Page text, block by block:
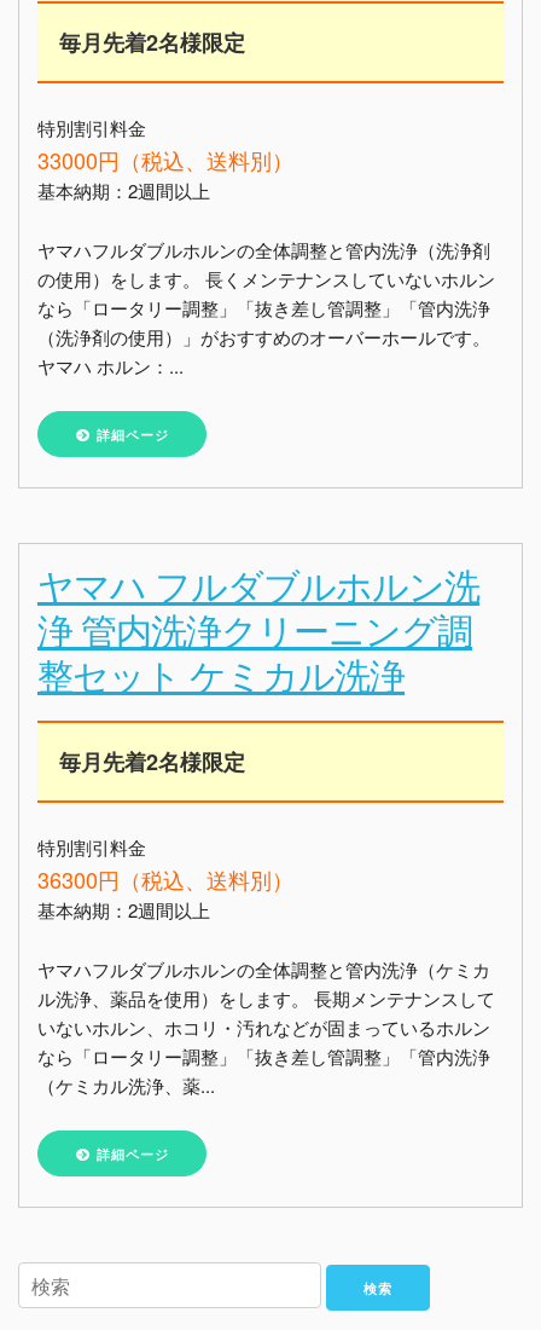
毎月先着2名様限定
特別割引料金
33000円（税込、送料別）
基本納期：2週間以上
ヤマハフルダブルホルンの全体調整と管内洗浄（洗浄剤
の使用）をします。 長くメンテナンスしていないホルン
なら「ロータリー調整」「抜き差し管調整」「管内洗浄
（洗浄剤の使用）」がおすすめのオーバーホールです。
ヤマハ ホルン：...
詳細ページ
ヤマハ フルダブルホルン洗
浄 管内洗浄クリーニング調
整セット ケミカル洗浄
毎月先着2名様限定
特別割引料金
36300円（税込、送料別）
基本納期：2週間以上
ヤマハフルダブルホルンの全体調整と管内洗浄（ケミカ
ル洗浄、薬品を使用）をします。 長期メンテナンスして
いないホルン、ホコリ・汚れなどが固まっているホルン
なら「ロータリー調整」「抜き差し管調整」「管内洗浄
（ケミカル洗浄、薬...
詳細ページ
検索